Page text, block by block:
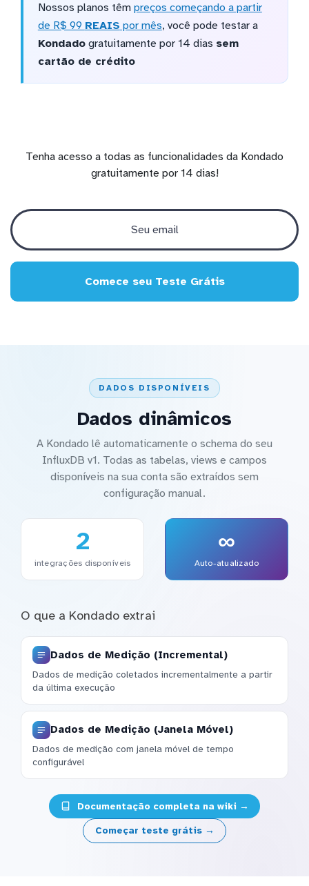
Nossos planos têm preços começando a partir
de R$ 99 REAIS por mês, você pode testar a
Kondadogratuitamente por 14 dias sem
cartão de crédito
Tenha acesso a todas as funcionalidades da Kondado
gratuitamente por 14 dias!
Comece seu Teste Grátis
DADOS DISPONÍVEIS
Dados dinâmicos
A Kondado lê automaticamente o schema do seu
InfluxDB v1. Todas as tabelas, views e campos
disponíveis na sua conta são extraídos sem
configuração manual.
2
integrações disponíveis
∞
Auto-atualizado
O que a Kondado extrai
Dados de Medição (Incremental)
Dados de medição coletados incrementalmente a partir
da última execução
Dados de Medição (Janela Móvel)
Dados de medição com janela móvel de tempo
configurável
Documentação completa na wiki →
Começar teste grátis →